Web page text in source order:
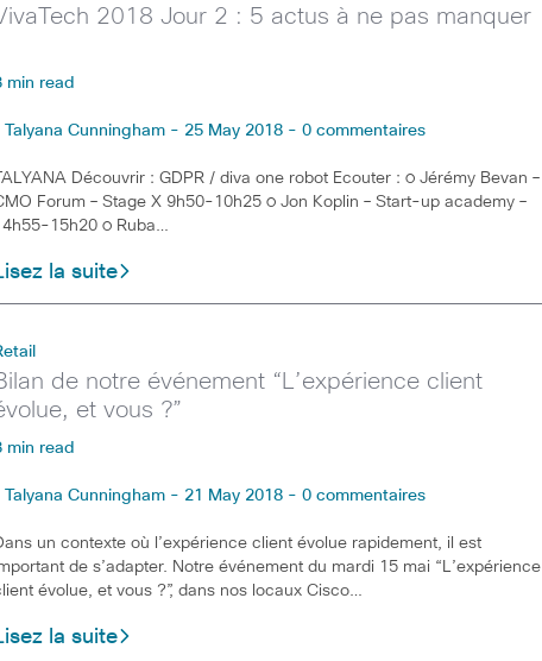
2018 Jour 2 : 5 actus à ne pas manquer
min read
Talyana Cunningham - 25 May 2018 - 0 commentaires
Découvrir : GDPR / diva one robot Ecouter : ○ Jérémy Bevan –
Forum – Stage X 9h50-10h25 ○ Jon Koplin – Start-up academy –
15h20 ○ Ruba…
la suite
de notre événement “L’expérience client
et vous ?”
min read
Talyana Cunningham - 21 May 2018 - 0 commentaires
un contexte où l’expérience client évolue rapidement, il est
de s’adapter. Notre événement du mardi 15 mai “L’expérience
évolue, et vous ?”, dans nos locaux Cisco…
la suite